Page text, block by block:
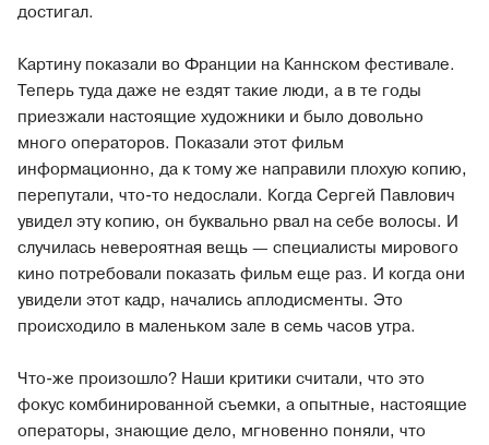
достигал.
Картину показали во Франции на Каннском фестивале.
Теперь туда даже не ездят такие люди, а в те годы
приезжали настоящие художники и было довольно
много операторов. Показали этот фильм
информационно, да к тому же направили плохую копию,
перепутали, что-то недослали. Когда Сергей Павлович
увидел эту копию, он буквально рвал на себе волосы. И
случилась невероятная вещь — специалисты мирового
кино потребовали показать фильм еще раз. И когда они
увидели этот кадр, начались аплодисменты. Это
происходило в маленьком зале в семь часов утра.
Что-же произошло? Наши критики считали, что это
фокус комбинированной съемки, а опытные, настоящие
операторы, знающие дело, мгновенно поняли, что